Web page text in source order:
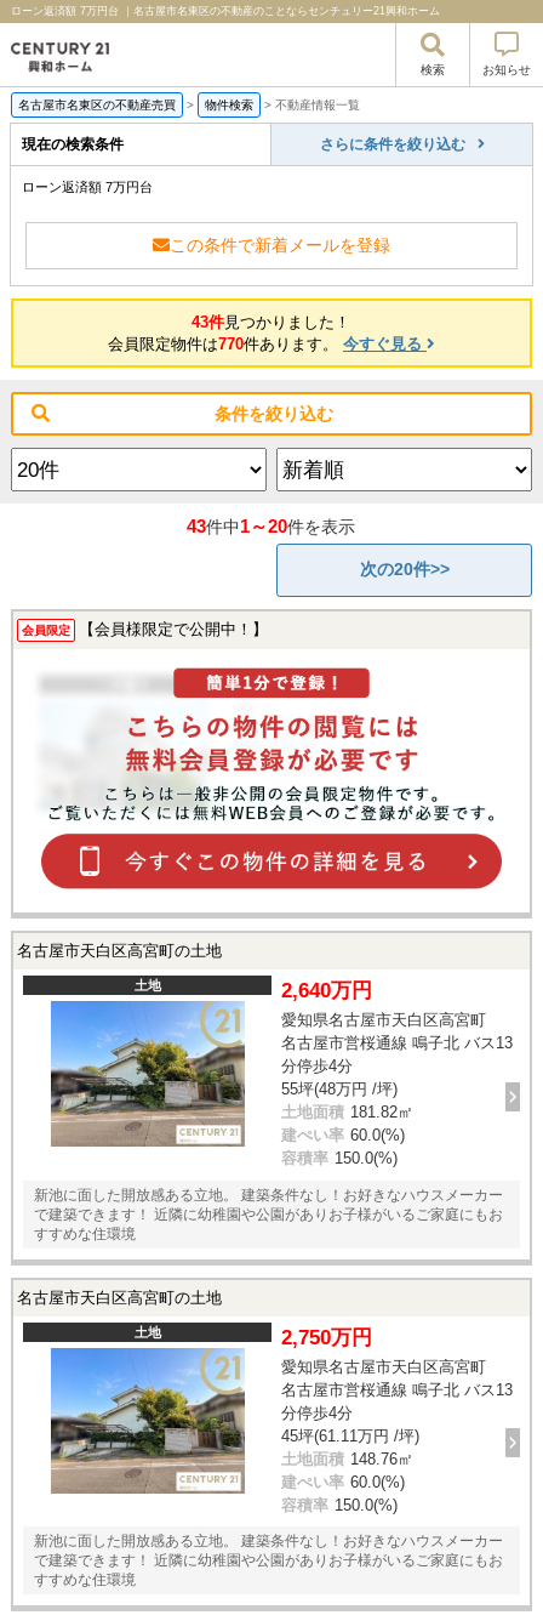
ローン返済額 7万円台 ｜名古屋市名東区の不動産のことならセンチュリー21興和ホーム
検索 お知らせ
名古屋市名東区の不動産売買 > 物件検索 > 不動産情報一覧
現在の検索条件 さらに条件を絞り込む
ローン返済額 7万円台
この条件で新着メールを登録
43件見つかりました！
会員限定物件は770件あります。 今すぐ見る
条件を絞り込む
43件中1～20件を表示
次の20件>>
会員限定 【会員様限定で公開中！】
名古屋市天白区高宮町の土地
土地 2,640万円
愛知県名古屋市天白区高宮町
名古屋市営桜通線 鳴子北 バス13
分停歩4分
55坪(48万円 /坪)
土地面積 181.82㎡
建ぺい率 60.0(%)
容積率 150.0(%)
新池に面した開放感ある立地。 建築条件なし！お好きなハウスメーカー
で建築できます！ 近隣に幼稚園や公園がありお子様がいるご家庭にもお
すすめな住環境
名古屋市天白区高宮町の土地
土地 2,750万円
愛知県名古屋市天白区高宮町
名古屋市営桜通線 鳴子北 バス13
分停歩4分
45坪(61.11万円 /坪)
土地面積 148.76㎡
建ぺい率 60.0(%)
容積率 150.0(%)
新池に面した開放感ある立地。 建築条件なし！お好きなハウスメーカー
で建築できます！ 近隣に幼稚園や公園がありお子様がいるご家庭にもお
すすめな住環境